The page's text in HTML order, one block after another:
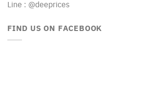
Line : @deeprices
FIND US ON FACEBOOK